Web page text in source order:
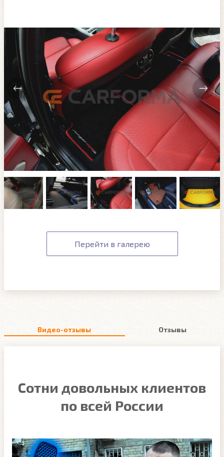
Перейти в галерею
Видео-отзывы Отзывы
Сотни довольных клиентов
по всей России